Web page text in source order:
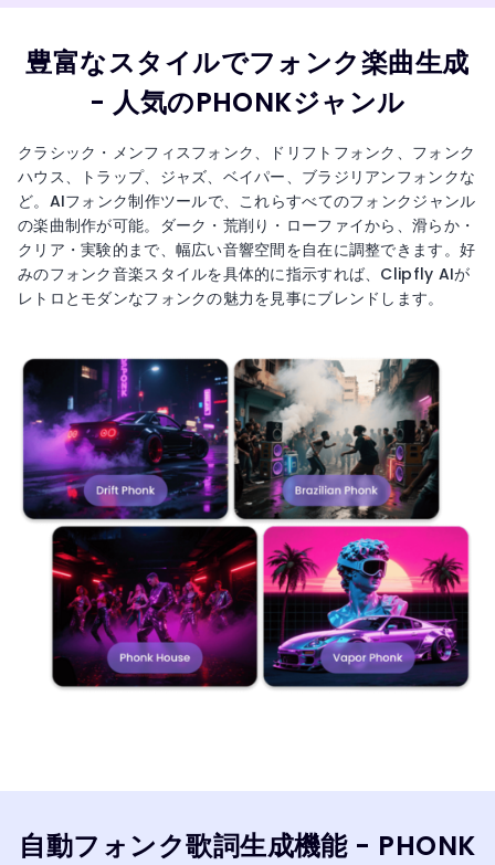
豊富なスタイルでフォンク楽曲生成
- 人気のPHONKジャンル
クラシック・メンフィスフォンク、ドリフトフォンク、フォンク
ハウス、トラップ、ジャズ、ベイパー、ブラジリアンフォンクな
ど。AIフォンク制作ツールで、これらすべてのフォンクジャンル
の楽曲制作が可能。ダーク・荒削り・ローファイから、滑らか・
クリア・実験的まで、幅広い音響空間を自在に調整できます。好
みのフォンク音楽スタイルを具体的に指示すれば、Clipfly AIが
レトロとモダンなフォンクの魅力を見事にブレンドします。
自動フォンク歌詞生成機能 - PHONK